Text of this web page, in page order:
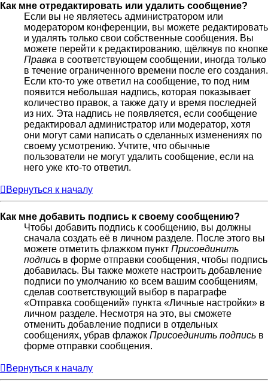
Как мне отредактировать или удалить сообщение?
Если вы не являетесь администратором или
модератором конференции, вы можете редактировать
и удалять только свои собственные сообщения. Вы
можете перейти к редактированию, щёлкнув по кнопке
Правка в соответствующем сообщении, иногда только
в течение ограниченного времени после его создания.
Если кто-то уже ответил на сообщение, то под ним
появится небольшая надпись, которая показывает
количество правок, а также дату и время последней
из них. Эта надпись не появляется, если сообщение
редактировал администратор или модератор, хотя
они могут сами написать о сделанных изменениях по
своему усмотрению. Учтите, что обычные
пользователи не могут удалить сообщение, если на
него уже кто-то ответил.
Вернуться к началу
Как мне добавить подпись к своему сообщению?
Чтобы добавить подпись к сообщению, вы должны
сначала создать её в личном разделе. После этого вы
можете отметить флажком пункт Присоединить
подпись в форме отправки сообщения, чтобы подпись
добавилась. Вы также можете настроить добавление
подписи по умолчанию ко всем вашим сообщениям,
сделав соответствующий выбор в параграфе
«Отправка сообщений» пункта «Личные настройки» в
личном разделе. Несмотря на это, вы сможете
отменить добавление подписи в отдельных
сообщениях, убрав флажок Присоединить подпись в
форме отправки сообщения.
Вернуться к началу